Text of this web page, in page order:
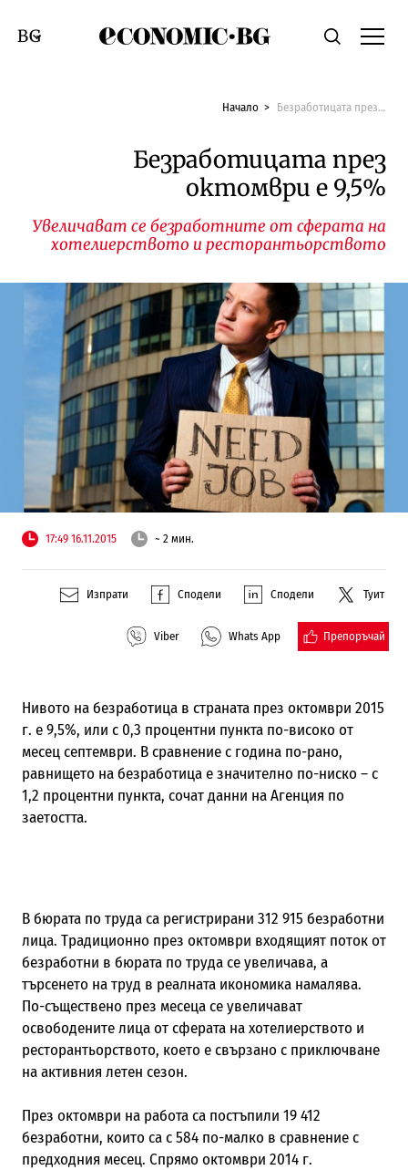
Economic.bgТърсене
Смяна на език
Начало Безработицата през октомври е 9,5%
Безработицата през
октомври е 9,5%
Увеличават се безработните от сферата на
хотелиерството и ресторантьорството
17:49 16.11.2015 ~ 2 мин.
Изпрати Сподели Сподели Туит
Viber Whats App Препоръчай
Нивото на безработица в страната през октомври 2015
г. е 9,5%, или с 0,3 процентни пункта по-високо от
месец септември. В сравнение с година по-рано,
равнището на безработица е значително по-ниско – с
1,2 процентни пункта, сочат данни на Агенция по
заетостта.
В бюрата по труда са регистрирани 312 915 безработни
лица. Традиционно през октомври входящият поток от
безработни в бюрата по труда се увеличава, а
търсенето на труд в реалната икономика намалява.
По-съществено през месеца се увеличават
освободените лица от сферата на хотелиерството и
ресторантьорството, което е свързано с приключване
на активния летен сезон.
През октомври на работа са постъпили 19 412
безработни, които са с 584 по-малко в сравнение с
предходния месец. Спрямо октомври 2014 г.